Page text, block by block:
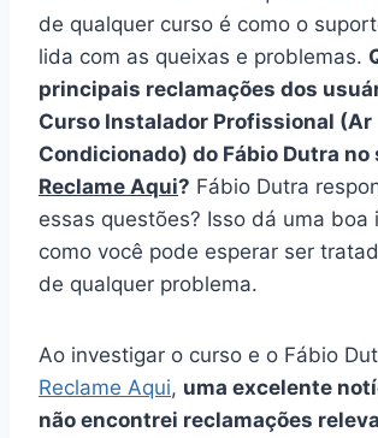
de qualquer curso é como o
lida com as queixas e problemas.
principais reclamações dos
Curso Instalador Profissional (Ar
Condicionado) do Fábio Dutra no
Reclame Aqui? Fábio Dutra
essas questões? Isso dá uma boa
como você pode esperar ser
de qualquer problema.
Ao investigar o curso e o Fábio
Reclame Aqui, uma excelente
não encontrei reclamações